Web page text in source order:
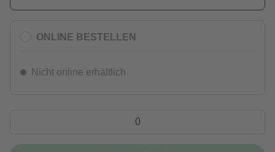
ONLINE BESTELLEN
Nicht online erhältlich